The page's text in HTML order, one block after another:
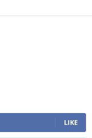
LIKE